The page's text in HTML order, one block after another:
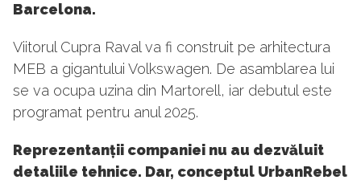
Barcelona.
Viitorul Cupra Raval va fi construit pe arhitectura
MEB a gigantului Volkswagen. De asamblarea lui
se va ocupa uzina din Martorell, iar debutul este
programat pentru anul 2025.
Reprezentanții companiei nu au dezvăluit
detaliile tehnice. Dar, conceptul UrbanRebel